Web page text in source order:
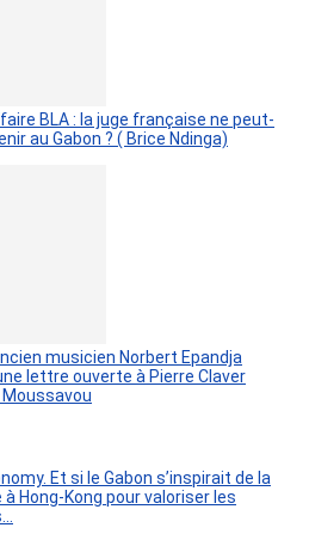
BLA : la juge française ne peut-
au Gabon ? ( Brice Ndinga)
musicien Norbert Epandja
lettre ouverte à Pierre Claver
Moussavou
Et si le Gabon s’inspirait de la
Hong-Kong pour valoriser les